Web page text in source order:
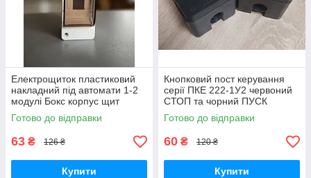
Електрощиток пластиковий
накладний під автомати 1-2
модулі Бокс корпус щит
модульний з прозорою
кришкою навісний ТМ КОВА
Готово до відправки
63 ₴ 126 ₴
Купити
Кнопковий пост керування
серії ПКЕ 222-1У2 червоний
СТОП та чорний ПУСК
Готово до відправки
60 ₴ 120 ₴
Купити